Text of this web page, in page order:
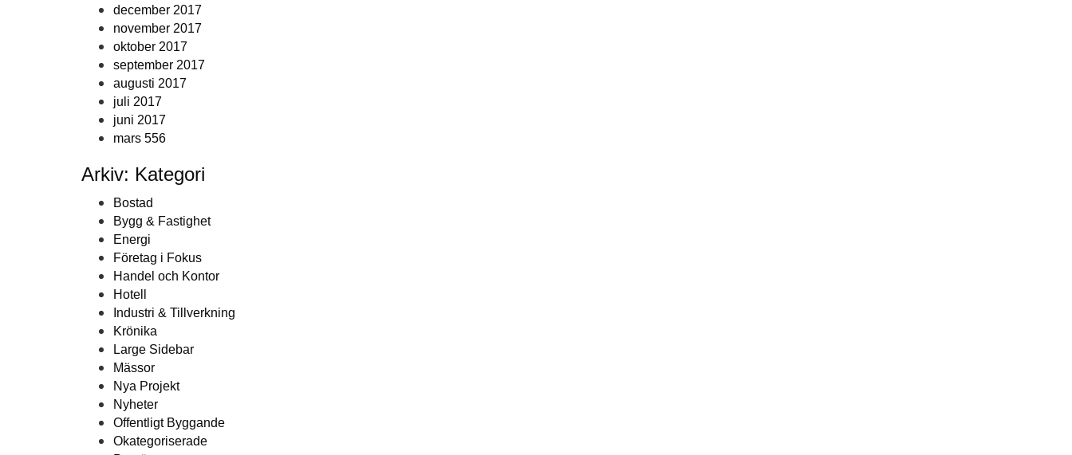
december 2017
november 2017
oktober 2017
september 2017
augusti 2017
juli 2017
juni 2017
mars 556
Arkiv: Kategori
Bostad
Bygg & Fastighet
Energi
Företag i Fokus
Handel och Kontor
Hotell
Industri & Tillverkning
Krönika
Large Sidebar
Mässor
Nya Projekt
Nyheter
Offentligt Byggande
Okategoriserade